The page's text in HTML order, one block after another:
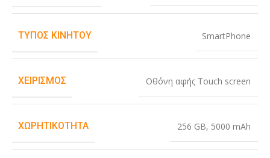
ΤΎΠΟΣ ΚΙΝΗΤΟΎ SmartPhone
ΧΕΙΡΙΣΜΌΣ Οθόνη αφής Touch screen
ΧΩΡΗΤΙΚΌΤΗΤΑ 256 GB, 5000 mAh